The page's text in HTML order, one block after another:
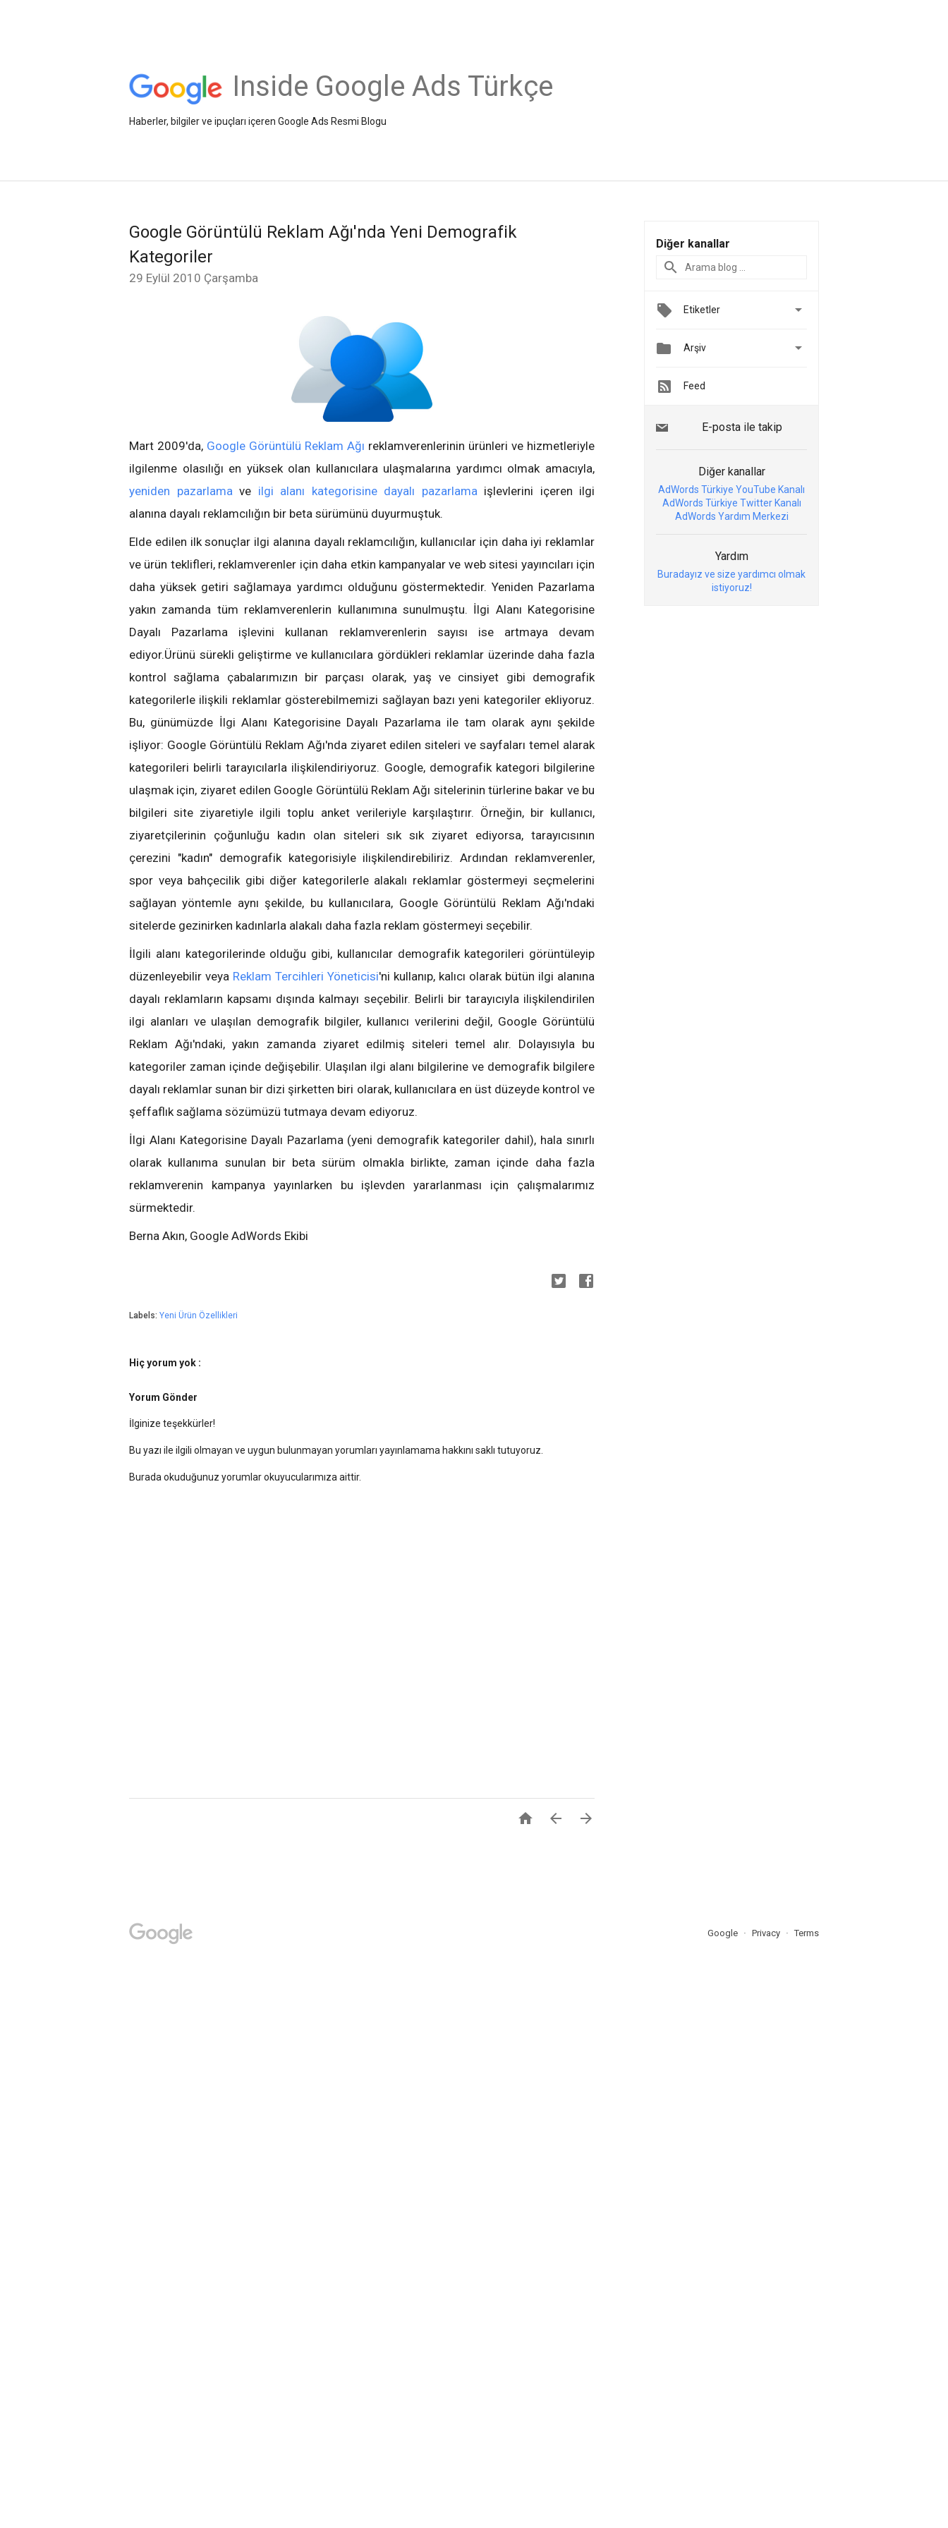
Inside Google Ads Türkçe
Haberler, bilgiler ve ipuçları içeren Google Ads Resmi Blogu
Google Görüntülü Reklam Ağı'nda Yeni Demografik
Kategoriler
29 Eylül 2010 Çarşamba
Mart 2009'da, Google Görüntülü Reklam Ağı reklamverenlerinin ürünleri ve hizmetleriyle
ilgilenme olasılığı en yüksek olan kullanıcılara ulaşmalarına yardımcı olmak amacıyla,
yeniden pazarlamave ilgi alanı kategorisine dayalı pazarlamaişlevlerini içeren ilgi
alanına dayalı reklamcılığın bir beta sürümünü duyurmuştuk.
Elde edilen ilk sonuçlar ilgi alanına dayalı reklamcılığın, kullanıcılar için daha iyi reklamlar
ve ürün teklifleri, reklamverenler için daha etkin kampanyalar ve web sitesi yayıncıları için
daha yüksek getiri sağlamaya yardımcı olduğunu göstermektedir. Yeniden Pazarlama
yakın zamanda tüm reklamverenlerin kullanımına sunulmuştu. İlgi Alanı Kategorisine
Dayalı Pazarlama işlevini kullanan reklamverenlerin sayısı ise artmaya devam
ediyor.Ürünü sürekli geliştirme ve kullanıcılara gördükleri reklamlar üzerinde daha fazla
kontrol sağlama çabalarımızın bir parçası olarak, yaş ve cinsiyet gibi demografik
kategorilerle ilişkili reklamlar gösterebilmemizi sağlayan bazı yeni kategoriler ekliyoruz.
Bu, günümüzde İlgi Alanı Kategorisine Dayalı Pazarlama ile tam olarak aynı şekilde
işliyor: Google Görüntülü Reklam Ağı'nda ziyaret edilen siteleri ve sayfaları temel alarak
kategorileri belirli tarayıcılarla ilişkilendiriyoruz. Google, demografik kategori bilgilerine
ulaşmak için, ziyaret edilen Google Görüntülü Reklam Ağı sitelerinin türlerine bakar ve bu
bilgileri site ziyaretiyle ilgili toplu anket verileriyle karşılaştırır. Örneğin, bir kullanıcı,
ziyaretçilerinin çoğunluğu kadın olan siteleri sık sık ziyaret ediyorsa, tarayıcısının
çerezini "kadın" demografik kategorisiyle ilişkilendirebiliriz. Ardından reklamverenler,
spor veya bahçecilik gibi diğer kategorilerle alakalı reklamlar göstermeyi seçmelerini
sağlayan yöntemle aynı şekilde, bu kullanıcılara, Google Görüntülü Reklam Ağı'ndaki
sitelerde gezinirken kadınlarla alakalı daha fazla reklam göstermeyi seçebilir.
İlgili alanı kategorilerinde olduğu gibi, kullanıcılar demografik kategorileri görüntüleyip
düzenleyebilir veya Reklam Tercihleri Yöneticisi'ni kullanıp, kalıcı olarak bütün ilgi alanına
dayalı reklamların kapsamı dışında kalmayı seçebilir. Belirli bir tarayıcıyla ilişkilendirilen
ilgi alanları ve ulaşılan demografik bilgiler, kullanıcı verilerini değil, Google Görüntülü
Reklam Ağı'ndaki, yakın zamanda ziyaret edilmiş siteleri temel alır. Dolayısıyla bu
kategoriler zaman içinde değişebilir. Ulaşılan ilgi alanı bilgilerine ve demografik bilgilere
dayalı reklamlar sunan bir dizi şirketten biri olarak, kullanıcılara en üst düzeyde kontrol ve
şeffaflık sağlama sözümüzü tutmaya devam ediyoruz.
İlgi Alanı Kategorisine Dayalı Pazarlama (yeni demografik kategoriler dahil), hala sınırlı
olarak kullanıma sunulan bir beta sürüm olmakla birlikte, zaman içinde daha fazla
reklamverenin kampanya yayınlarken bu işlevden yararlanması için çalışmalarımız
sürmektedir.
Berna Akın, Google AdWords Ekibi
Labels: Yeni Ürün Özellikleri
Hiç yorum yok :
Yorum Gönder
İlginize teşekkürler!
Bu yazı ile ilgili olmayan ve uygun bulunmayan yorumları yayınlamama hakkını saklı tutuyoruz.
Burada okuduğunuz yorumlar okuyucularımıza aittir.
  
Diğer kanallar
Etiketler 
 Arşiv 
Feed
E-posta ile takip
Diğer kanallar
AdWords Türkiye YouTube Kanalı
AdWords Türkiye Twitter Kanalı
AdWords Yardım Merkezi
Yardım
Buradayız ve size yardımcı olmak
istiyoruz!
Google Privacy Terms